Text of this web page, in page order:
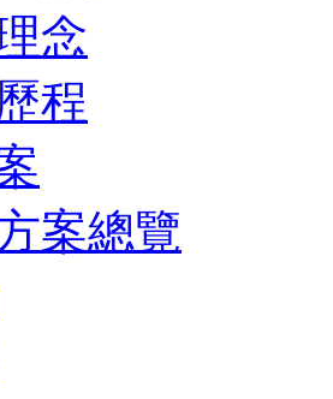
念
程
案總覽